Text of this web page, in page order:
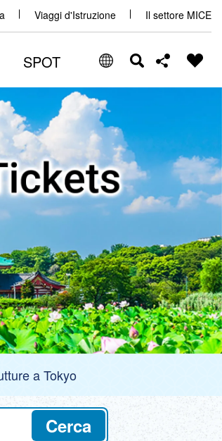
Viaggi d'Istruzione Il settore MICE
SPOT
Select Language
日本語
ENGLISH
中文(简体)
中文(繁體/正體)
한글
ภาษาไทย
DEUTSCH
ESPAÑOL
Share this page
Facebook
X (Twitter)
Email
Copy URL
a Tokyo
Cerca